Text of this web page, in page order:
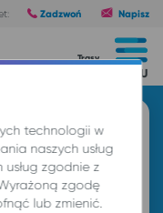
Zadzwoń Napisz
MENU
Trasy
technologii w
naszych usług
zgodnie z
zgodę
lub zmienić.